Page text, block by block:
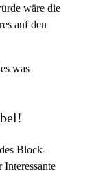
wäre die
auf den
was
Block-